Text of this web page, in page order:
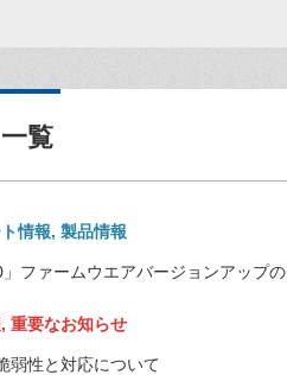
覧
情報, 製品情報
ファームウエアバージョンアップ
, 重要なお知らせ
弱性と対応について